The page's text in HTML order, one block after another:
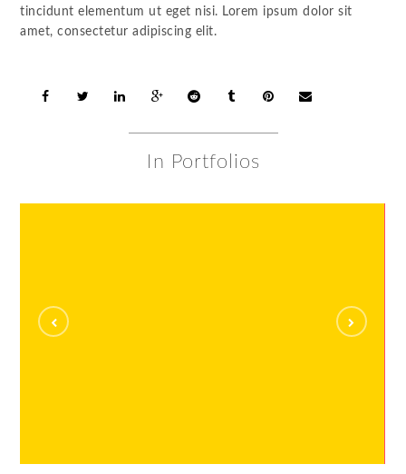
tincidunt elementum ut eget nisi. Lorem ipsum dolor sit
amet, consectetur adipiscing elit.
In Portfolios